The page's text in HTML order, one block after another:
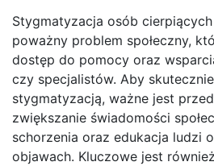
Stygmatyzacja osób
poważny problem społeczny,
dostęp do pomocy oraz
czy specjalistów. Aby
stygmatyzacją, ważne jest
zwiększanie świadomości
schorzenia oraz edukacja ludzi
objawach. Kluczowe jest